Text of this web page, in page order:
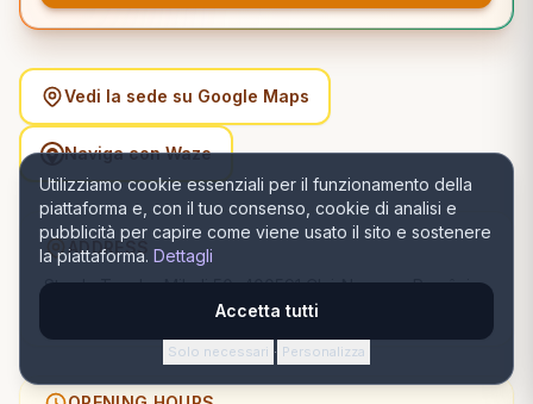
Utilizziamo cookie essenziali per il funzionamento della
piattaforma e, con il tuo consenso, cookie di analisi e
pubblicità per capire come viene usato il sito e sostenere
la piattaforma. Dettagli
Accetta tutti
Solo necessari · Personalizza
Vedi la sede su Google Maps
Naviga con Waze
ADDRESS
Strada Teodor Mihali 50, 400591 Cluj-Napoca, România,